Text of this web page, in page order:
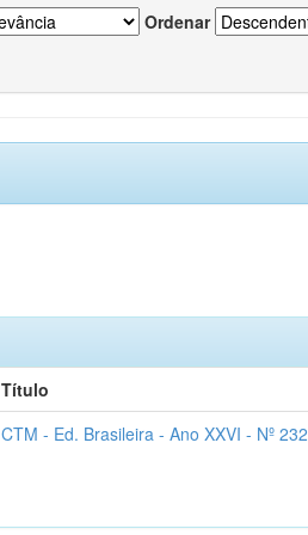
Ordenar
Título
CTM - Ed. Brasileira - Ano XXVI - Nº 232